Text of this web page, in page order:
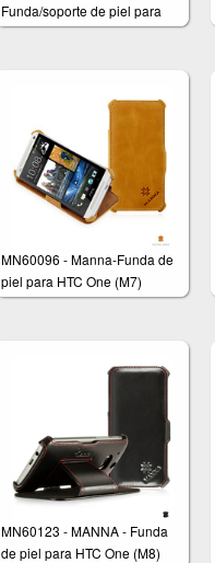
Funda/soporte de piel para
Samsung Galaxy S4 - Color
MN60096 - Manna-Funda de
piel para HTC One (M7)
MN60123 - MANNA - Funda
de piel para HTC One (M8)